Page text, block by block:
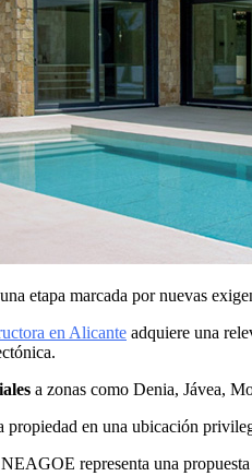
etapa marcada por nuevas
en Alicante adquiere una
a zonas como Denia, Jávea,
en una ubicación
representa una